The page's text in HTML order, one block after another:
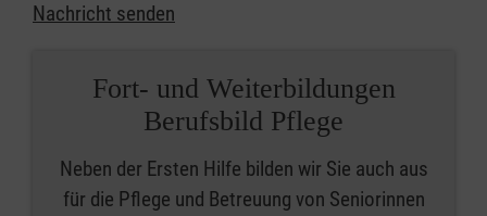
Nachricht senden
Fort- und Weiterbildungen
Berufsbild Pflege
Neben der Ersten Hilfe bilden wir Sie auch aus
für die Pflege und Betreuung von Seniorinnen